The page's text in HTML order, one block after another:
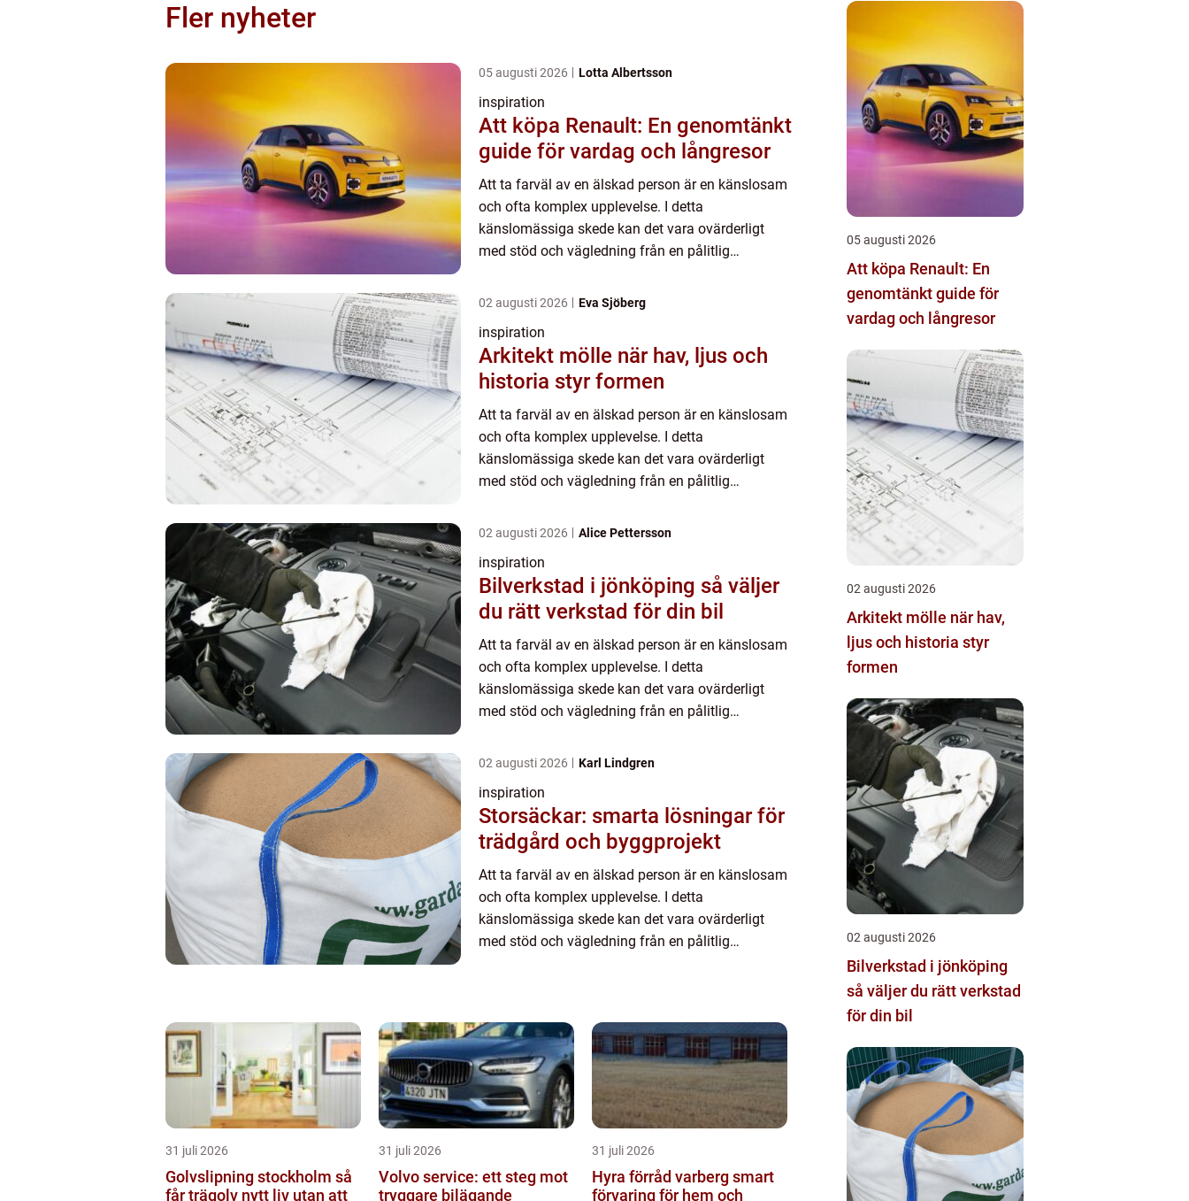
Fler nyheter
05 augusti 2026 Lotta Albertsson
inspiration
Att köpa Renault: En genomtänkt
guide för vardag och långresor
Att ta farväl av en älskad person är en känslosam
och ofta komplex upplevelse. I detta
känslomässiga skede kan det vara ovärderligt
med stöd och vägledning från en pålitlig
02 augusti 2026 Eva Sjöberg
inspiration
Arkitekt mölle när hav, ljus och
historia styr formen
Att ta farväl av en älskad person är en känslosam
och ofta komplex upplevelse. I detta
känslomässiga skede kan det vara ovärderligt
med stöd och vägledning från en pålitlig
02 augusti 2026 Alice Pettersson
inspiration
Bilverkstad i jönköping så väljer
du rätt verkstad för din bil
Att ta farväl av en älskad person är en känslosam
och ofta komplex upplevelse. I detta
känslomässiga skede kan det vara ovärderligt
med stöd och vägledning från en pålitlig
02 augusti 2026 Karl Lindgren
inspiration
Storsäckar: smarta lösningar för
trädgård och byggprojekt
Att ta farväl av en älskad person är en känslosam
och ofta komplex upplevelse. I detta
känslomässiga skede kan det vara ovärderligt
med stöd och vägledning från en pålitlig
31 juli 2026
Golvslipning stockholm så
får trägolv nytt liv utan att
31 juli 2026
Volvo service: ett steg mot
tryggare bilägande
31 juli 2026
Hyra förråd varberg smart
förvaring för hem och
05 augusti 2026
Att köpa Renault: En
genomtänkt guide för
vardag och långresor
02 augusti 2026
Arkitekt mölle när hav,
ljus och historia styr
formen
02 augusti 2026
Bilverkstad i jönköping
så väljer du rätt verkstad
för din bil